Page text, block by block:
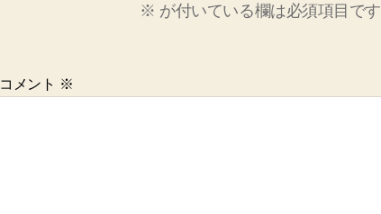
※ が付いている欄は必須項目です
コメント ※